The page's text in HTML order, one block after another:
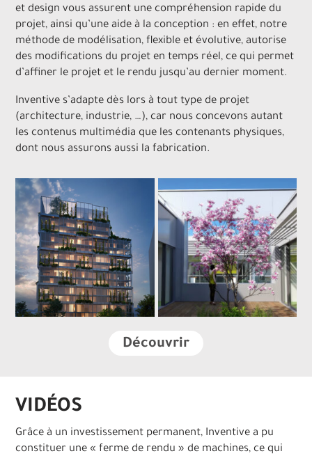
et design vous assurent une compréhension rapide du
projet, ainsi qu’une aide à la conception : en effet, notre
méthode de modélisation, flexible et évolutive, autorise
des modifications du projet en temps réel, ce qui permet
d’affiner le projet et le rendu jusqu’au dernier moment.
Inventive s’adapte dès lors à tout type de projet
(architecture, industrie, …), car nous concevons autant
les contenus multimédia que les contenants physiques,
dont nous assurons aussi la fabrication.
Découvrir
VIDÉOS
Grâce à un investissement permanent, Inventive a pu
constituer une « ferme de rendu » de machines, ce qui